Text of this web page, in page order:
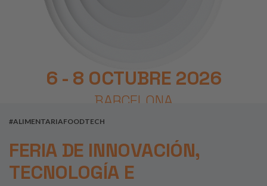
6 - 8 OCTUBRE 2026
BARCELONA
#ALIMENTARIAFOODTECH
FERIA DE INNOVACIÓN,
TECNOLOGÍA E